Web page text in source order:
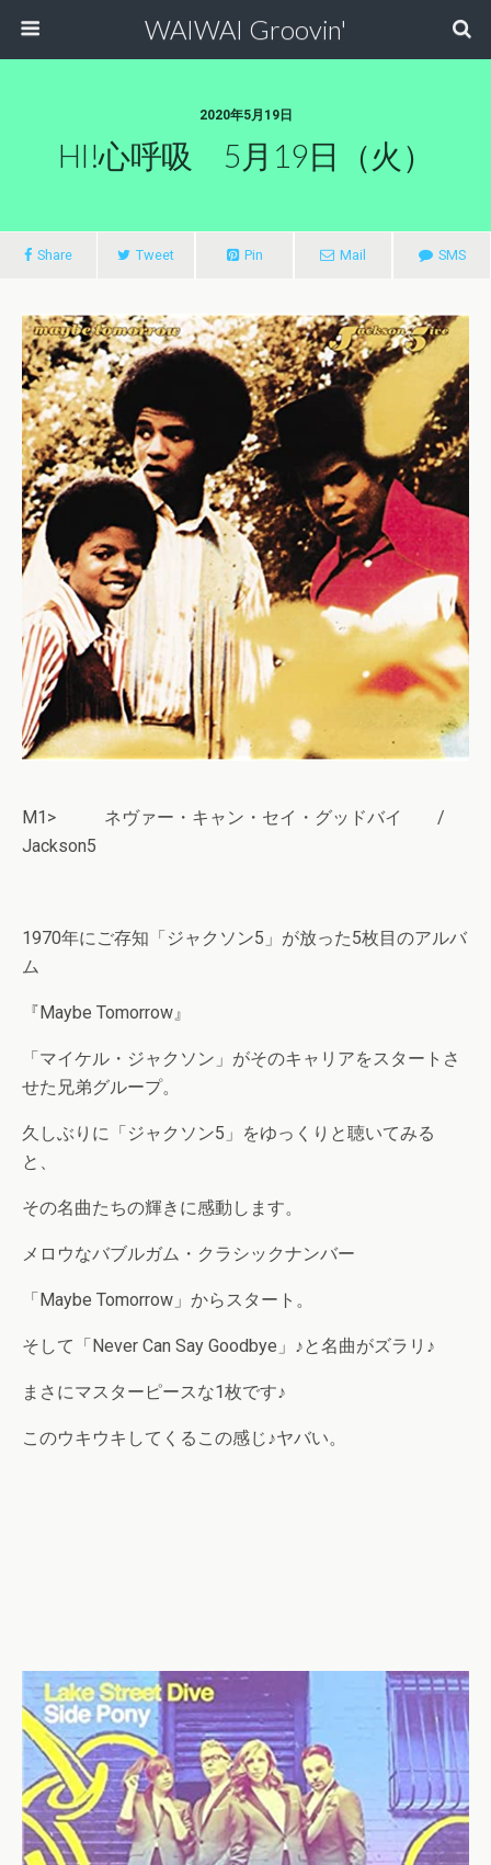
WAIWAI Groovin'
2020年5月19日
HI!心呼吸 5月19日（火）
Share Tweet Pin Mail SMS
M1> ネヴァー・キャン・セイ・グッドバイ /
Jackson5
1970年にご存知「ジャクソン5」が放った5枚目のアルバ
ム
『Maybe Tomorrow』
「マイケル・ジャクソン」がそのキャリアをスタートさ
せた兄弟グループ。
久しぶりに「ジャクソン5」をゆっくりと聴いてみる
と、
その名曲たちの輝きに感動します。
メロウなバブルガム・クラシックナンバー
「Maybe Tomorrow」からスタート。
そして「Never Can Say Goodbye」♪と名曲がズラリ♪
まさにマスターピースな1枚です♪
このウキウキしてくるこの感じ♪ヤバい。